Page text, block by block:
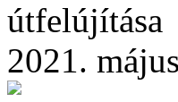
útfelújítása
2021.